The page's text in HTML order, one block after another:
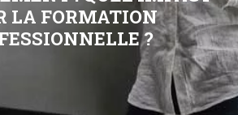
LA FORMATION
?